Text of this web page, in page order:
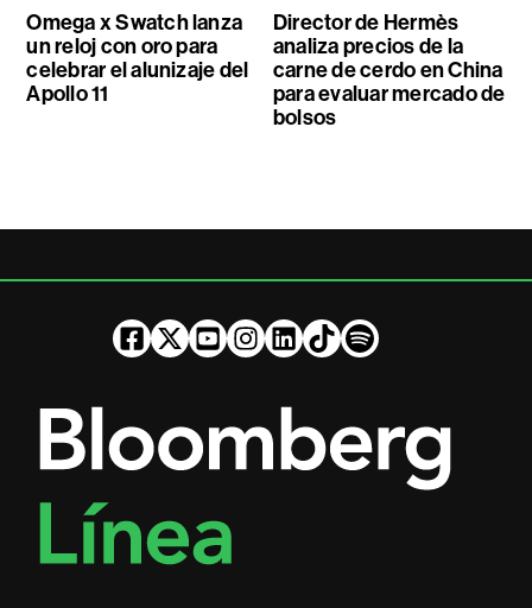
Omega x Swatch lanza
un reloj con oro para
celebrar el alunizaje del
Apollo 11
Director de Hermès
analiza precios de la
carne de cerdo en China
para evaluar mercado de
bolsos